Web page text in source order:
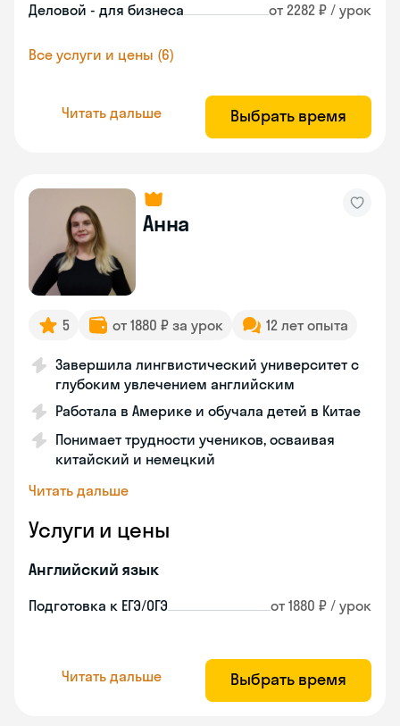
Деловой - для бизнеса от 2282 ₽ / урок
Все услуги и цены (6)
Читать дальше Выбрать время
Анна
5 от 1880 ₽ за урок 12 лет опыта
Завершила лингвистический университет с
глубоким увлечением английским
Работала в Америке и обучала детей в Китае
Понимает трудности учеников, осваивая
китайский и немецкий
Читать дальше
Услуги и цены
Английский язык
Подготовка к ЕГЭ/ОГЭ от 1880 ₽ / урок
Читать дальше Выбрать время